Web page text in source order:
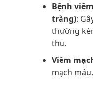
Bệnh
tràng):
thường
thu.
Viêm
mạch máu.